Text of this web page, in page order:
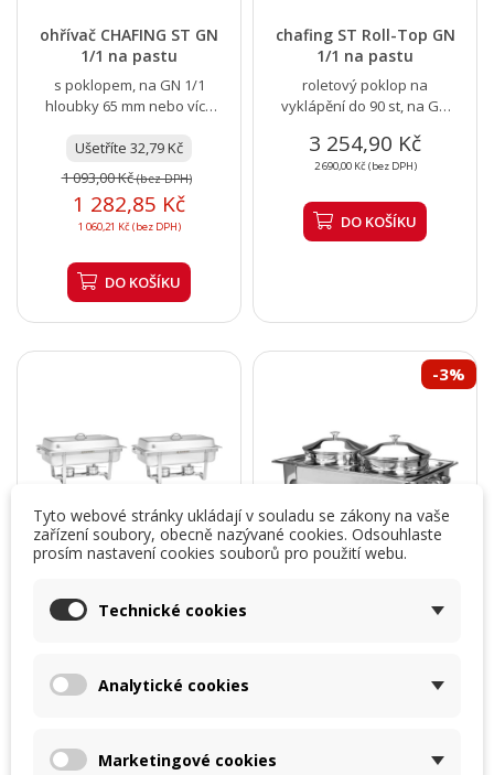
ohřívač CHAFING ST GN
1/1 na pastu
s poklopem, na GN 1/1
hloubky 65 mm nebo více
Ušetříte 32,79 Kč
1 093,00 Kč(bez DPH)
1 282,85 Kč
1 060,21 Kč (bez DPH)
DO KOŠÍKU
chafing ST Roll-Top GN
1/1 na pastu
roletový poklop na
vyklápění do 90 st, na GN
více menších
3 254,90 Kč
2 690,00 Kč (bez DPH)
DO KOŠÍKU
Stolní ohřívač GN 1/1 -
sada 4 kusů FORGAST
chafing YA s 2 kotlíky
-3%
Tyto webové stránky ukládají v souladu se zákony na vaše
zařízení soubory, obecně nazývané cookies. Odsouhlaste
prosím nastavení cookies souborů pro použití webu.
Technické cookies
Analytické cookies
Marketingové cookies